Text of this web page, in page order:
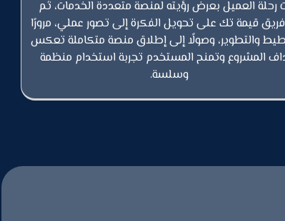
رحلة العميل بعرض رؤيته لمنصة متعددة الخدمات، ثم
قيمة تك على تحويل الفكرة إلى تصور عملي، مرورًا
والتطوير، وصولًا إلى إطلاق منصة متكاملة تعكس
المشروع وتمنح المستخدم تجربة استخدام منظمة
وسلسة.